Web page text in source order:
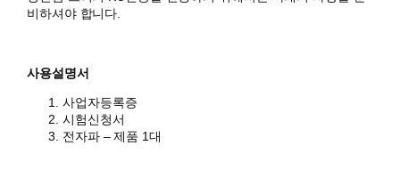
비하셔야 합니다.
사용설명서
사업자등록증
시험신청서
전자파 – 제품 1대